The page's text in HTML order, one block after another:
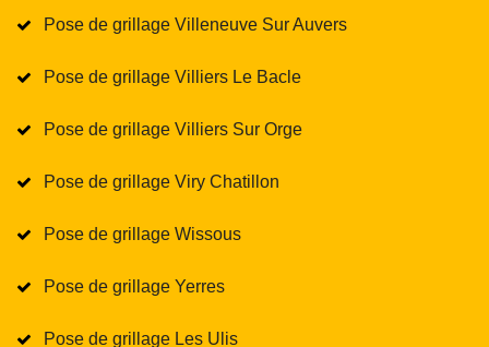
Pose de grillage Villeneuve Sur Auvers
Pose de grillage Villiers Le Bacle
Pose de grillage Villiers Sur Orge
Pose de grillage Viry Chatillon
Pose de grillage Wissous
Pose de grillage Yerres
Pose de grillage Les Ulis